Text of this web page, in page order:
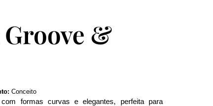
&
Conceito
formas curvas e elegantes, perfeita para